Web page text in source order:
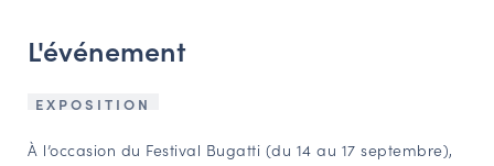
Espace acteurs
L'événement
EXPOSITION
À l’occasion du Festival Bugatti (du 14 au 17 septembre),